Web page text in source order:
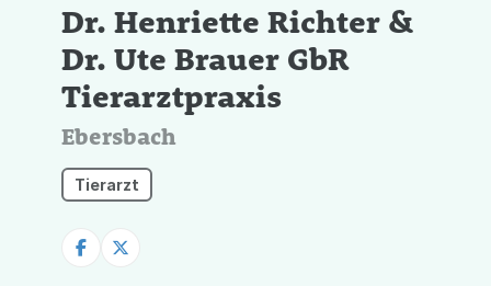
Dr. Henriette Richter &
Dr. Ute Brauer GbR
Tierarztpraxis
Ebersbach
Tierarzt